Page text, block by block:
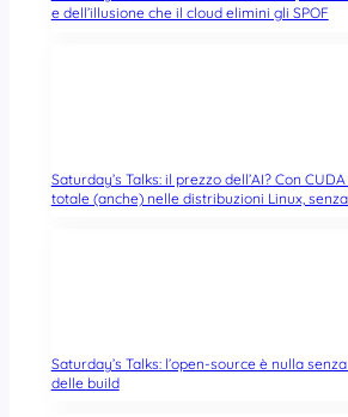
e dell’illusione che il cloud elimini gli SPOF
Saturday’s Talks: il prezzo dell’AI? Con
totale (anche) nelle distribuzioni Linux,
Saturday’s Talks: l’open-source è nulla
delle build